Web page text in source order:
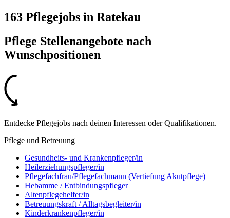
163 Pflegejobs in Ratekau
Pflege Stellenangebote nach
Wunschpositionen
Entdecke Pflegejobs nach deinen Interessen oder Qualifikationen.
Pflege und Betreuung
Gesundheits- und Krankenpfleger/in
Heilerziehungspfleger/in
Pflegefachfrau/Pflegefachmann (Vertiefung Akutpflege)
Hebamme / Entbindungspfleger
Altenpflegehelfer/in
Betreuungskraft / Alltagsbegleiter/in
Kinderkrankenpfleger/in